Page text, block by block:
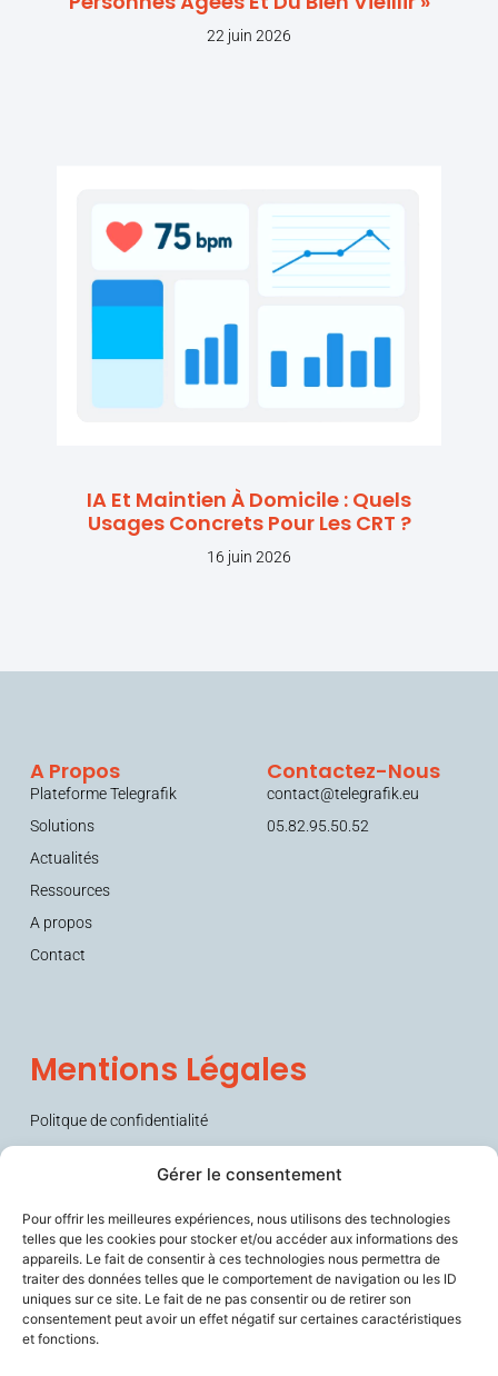
Gérer le consentement
Pour offrir les meilleures expériences, nous utilisons des technologies
telles que les cookies pour stocker et/ou accéder aux informations des
appareils. Le fait de consentir à ces technologies nous permettra de
traiter des données telles que le comportement de navigation ou les ID
uniques sur ce site. Le fait de ne pas consentir ou de retirer son
consentement peut avoir un effet négatif sur certaines caractéristiques
et fonctions.
22 juin 2026
IA Et Maintien À Domicile : Quels
Usages Concrets Pour Les CRT ?
16 juin 2026
A Propos
Plateforme Telegrafik
Solutions
Actualités
Ressources
A propos
Contact
Contactez-Nous
contact@telegrafik.eu
05.82.95.50.52
Mentions Légales
Politque de confidentialité